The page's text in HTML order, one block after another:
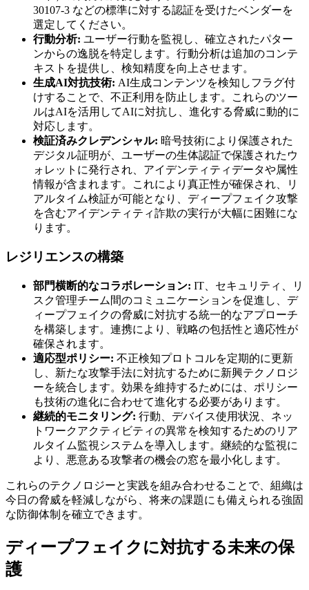
30107-3 などの標準に対する認証を受けたベンダーを
選定してください。
行動分析: ユーザー行動を監視し、確立されたパター
ンからの逸脱を特定します。行動分析は追加のコンテ
キストを提供し、検知精度を向上させます。
生成AI対抗技術: AI生成コンテンツを検知しフラグ付
けすることで、不正利用を防止します。これらのツー
ルはAIを活用してAIに対抗し、進化する脅威に動的に
対応します。
検証済みクレデンシャル: 暗号技術により保護された
デジタル証明が、ユーザーの生体認証で保護されたウ
ォレットに発行され、アイデンティティデータや属性
情報が含まれます。これにより真正性が確保され、リ
アルタイム検証が可能となり、ディープフェイク攻撃
を含むアイデンティティ詐欺の実行が大幅に困難にな
ります。
レジリエンスの構築
部門横断的なコラボレーション: IT、セキュリティ、リ
スク管理チーム間のコミュニケーションを促進し、デ
ィープフェイクの脅威に対抗する統一的なアプローチ
を構築します。連携により、戦略の包括性と適応性が
確保されます。
適応型ポリシー: 不正検知プロトコルを定期的に更新
し、新たな攻撃手法に対抗するために新興テクノロジ
ーを統合します。効果を維持するためには、ポリシー
も技術の進化に合わせて進化する必要があります。
継続的モニタリング: 行動、デバイス使用状況、ネッ
トワークアクティビティの異常を検知するためのリア
ルタイム監視システムを導入します。継続的な監視に
より、悪意ある攻撃者の機会の窓を最小化します。
これらのテクノロジーと実践を組み合わせることで、組織は
今日の脅威を軽減しながら、将来の課題にも備えられる強固
な防御体制を確立できます。
ディープフェイクに対抗する未来の保
護